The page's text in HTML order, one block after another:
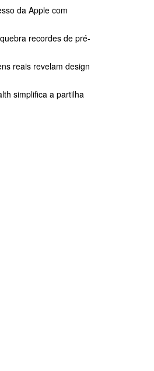
da Apple com
recordes de pré-
reais revelam design
simplifica a partilha